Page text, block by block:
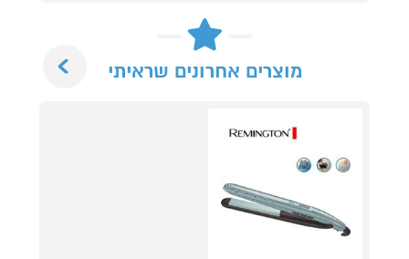
מוצרים אחרונים שראיתי